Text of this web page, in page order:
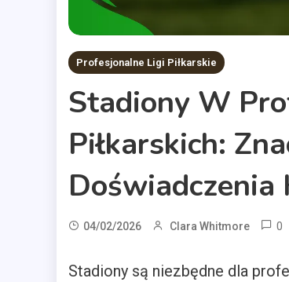
Profesjonalne Ligi Piłkarskie
Stadiony W
Piłkarskich:
Doświadczenia
04/02/2026 Clara Whitmore 0
Stadiony są niezbędne dla